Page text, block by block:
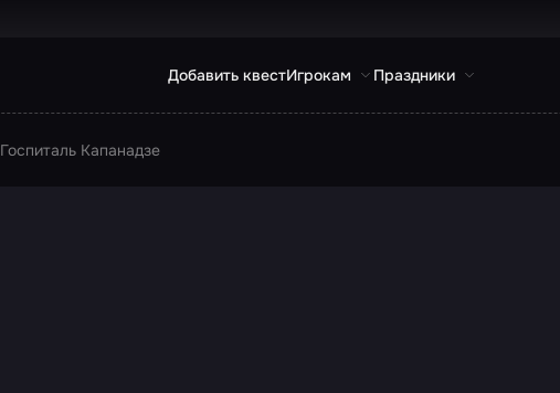
Добавить квестИгрокам Праздники
Госпиталь Капанадзе